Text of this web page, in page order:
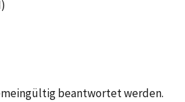
beantwortet werden.